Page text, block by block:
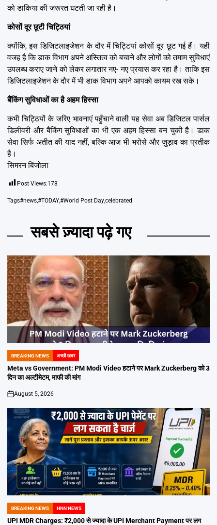
को डाकिया की जरूरत घटती जा रही है।
कोसों दूर छूटी चिट्ठियां
क्योंकि, इस डिजिटलाइजेशन के दौर में चिट्टियां कोसों दूर छूट गई हैं। यही
वजह है कि डाक विभाग अपने अस्तित्व को बचाने और लोगों को तमाम सुविधाएं
उपलब्ध कराए जाने को लेकर लगातार नए- नए प्रयास कर रहा है। ताकि इस
डिजिटलाइजेशन के दौर में भी डाक विभाग अपने आपको कायम रख सके।
बैंकिंग सुविधाओं का है अहम हिस्सा
कभी चिट्ठियों के जरिए भावनाएं पहुँचाने वाली यह सेवा अब डिजिटल पार्सल
डिलीवरी और बैंकिंग सुविधाओं का भी एक अहम हिस्सा बन चुकी है। डाक
सेवा सिर्फ अतीत की याद नहीं, बल्कि आज भी भरोसे और जुड़ाव का प्रतीक
है।
सिमरन बिंजोला
Post Views:178
Tags#news,#TODAY,#World Post Day,celebrated
सबसे ज़्यादा पढ़े गए
POSTED
IN
BREAKING NEWS अच्छी खबर
Meta vs Government: PM Modi Video हटाने पर Mark Zuckerberg को 3
दिन का अल्टीमेटम, माफी की मांग
on
August 5, 2026
POSTED
IN
BREAKING NEWS HNN NEWS
UPI MDR Charges: ₹2,000 से ज्यादा के UPI Merchant Payment पर लग